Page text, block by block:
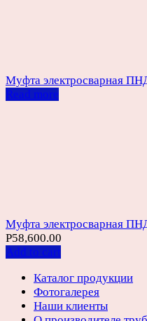
Муфта электросварная
Read more
Муфта электросварная
Р58,600.00
Add to cart
Каталог продукции
Фотогалерея
Наши клиенты